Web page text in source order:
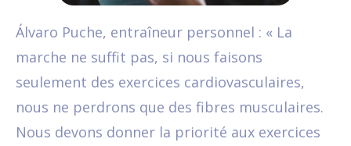
Álvaro Puche, entraîneur personnel : « La
marche ne suffit pas, si nous faisons
seulement des exercices cardiovasculaires,
nous ne perdrons que des fibres musculaires.
Nous devons donner la priorité aux exercices